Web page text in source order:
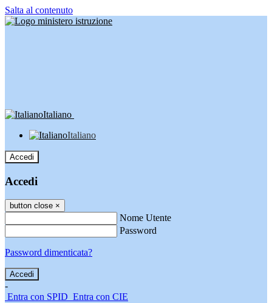
Salta al contenuto
Italiano
Italiano
Accedi
Accedi
button close ×
Nome Utente
Password
Password dimenticata?
-
Entra con SPID Entra con CIE